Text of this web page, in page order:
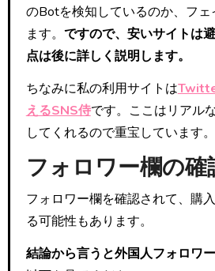
のBotを検知しているのか、フェ
ます。 ですので、安いサイトは
点は後に詳しく説明します。
ちなみに私の利用サイトは
えるSNS侍です。ここはリアル
してくれるので重宝しています。
フォロワー欄の確
フォロワー欄を確認されて、購
る可能性もあります。
結論から言うと外国人フォロワ